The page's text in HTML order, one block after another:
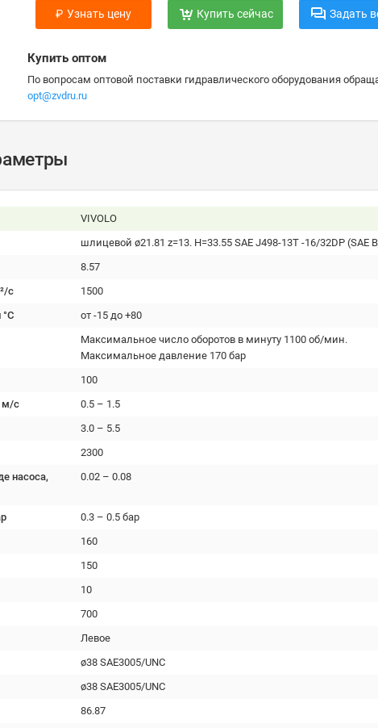
₽ Узнать цену Купить сейчас Задать
Купить оптом
По вопросам оптовой поставки гидравлического оборудования
opt@zvdru.ru
VIVOLO
шлицевой ø21.81 z=13. H=33.55 SAE J498-13T -16/32DP (SAE
8.57
c
1500
от -15 до +80
Максимальное число оборотов в минуту 1100 об/мин.
Максимальное давление 170 бар
100
м/с
0.5 – 1.5
3.0 – 5.5
2300
насоса,
0.02 – 0.08
0.3 – 0.5 бар
160
150
10
700
Левое
ø38 SAE3005/UNC
ø38 SAE3005/UNC
86.87